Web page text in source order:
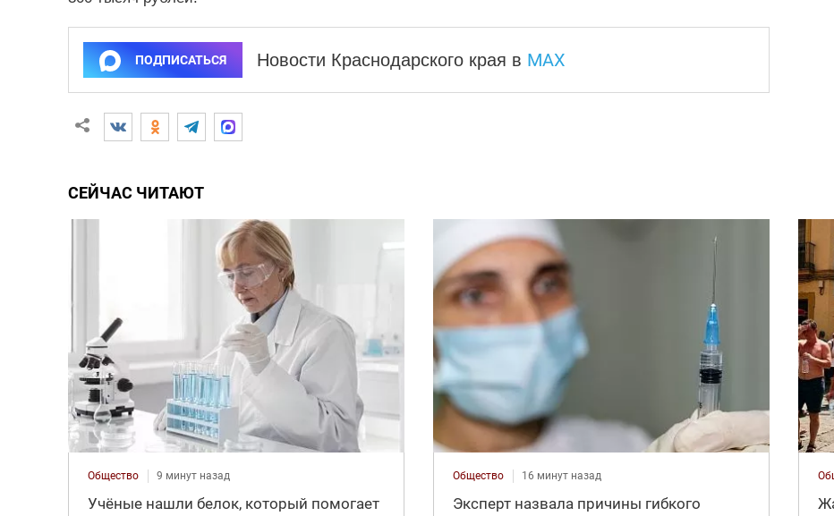
ПОДПИСАТЬСЯ Новости Краснодарского края в MAX
СЕЙЧАС ЧИТАЮТ
Общество 9 минут назад
Учёные нашли белок, который помогает
Общество 16 минут назад
Эксперт назвала причины гибкого